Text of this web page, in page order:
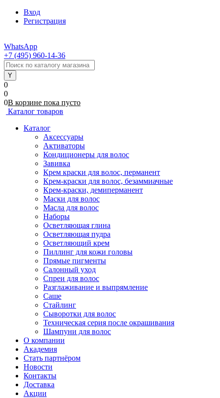
Вход
Регистрация
WhatsApp
+7 (495) 960-14-36
0
0
0В корзине пока пусто
Каталог товаров
Каталог
Аксессуары
Активаторы
Кондиционеры для волос
Завивка
Крем краски для волос, перманент
Крем-краски для волос, безаммиачные
Крем-краски, демиперманент
Маски для волос
Масла для волос
Наборы
Осветляющая глина
Осветляющая пудра
Осветляющий крем
Пиллинг для кожи головы
Прямые пигменты
Салонный уход
Спреи для волос
Разглаживание и выпрямление
Саше
Стайлинг
Сыворотки для волос
Техническая серия после окрашивания
Шампуни для волос
О компании
Академия
Стать партнёром
Новости
Контакты
Доставка
Акции